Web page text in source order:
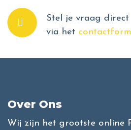
Stel je vraag direct
via het
Over Ons
Wij zijn het grootste online